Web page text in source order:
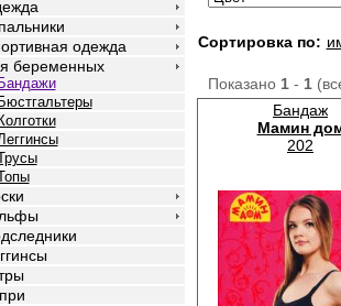
одежда
беременных
Бандажи
Бюстгальтеры
Колготки
Сортировка по:
Показано 1- 1
Бандаж
Мамин
202